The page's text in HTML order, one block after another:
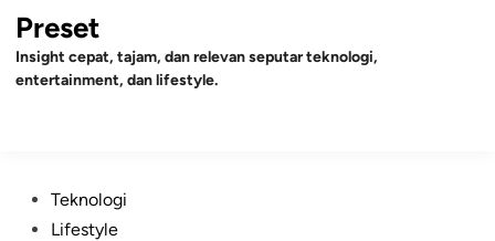
Skip
content
Preset
Insight cepat, tajam, dan relevan seputar teknologi,
entertainment, dan lifestyle.
PostedTeknologi
Lifestyle